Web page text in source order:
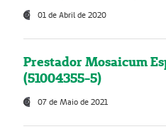
01 de Abril de 2020
Prestador Mosaicum
(51004355-5)
07 de Maio de 2021